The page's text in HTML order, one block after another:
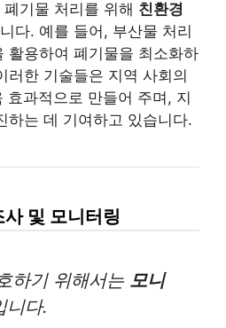
기물 처리를 위해 친환경
다. 예를 들어, 부산물 처리
활용하여 폐기물을 최소화하
러한 기술들은 지역 사회의
효과적으로 만들어 주며, 지
하는 데 기여하고 있습니다.
및 모니터링
하기 위해서는 모니
니다.